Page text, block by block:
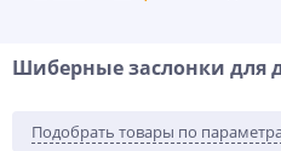
Шиберные заслонки для
Подобрать товары по